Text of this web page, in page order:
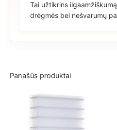
Tai užtikrins
drėgmės bei nešvarumų
Panašūs produktai